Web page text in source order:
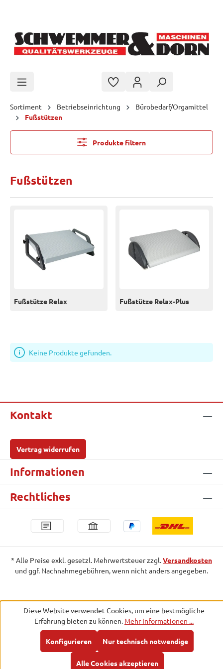
Sortiment Betriebseinrichtung
Bürobedarf/Orgamittel
Fußstützen
Produkte filtern
Fußstützen
Fußstütze Relax Fußstütze Relax-Plus
Keine Produkte gefunden.
Kontakt
Vertrag widerrufen
Informationen
Rechtliches
* Alle Preise exkl. gesetzl. Mehrwertsteuer zzgl.Versandkosten
und ggf. Nachnahmegebühren, wenn nicht anders angegeben.
Diese Website verwendet Cookies, um eine bestmögliche
Erfahrung bieten zu können. Mehr Informationen ...
Nur technisch notwendige
Konfigurieren
Alle Cookies akzeptieren